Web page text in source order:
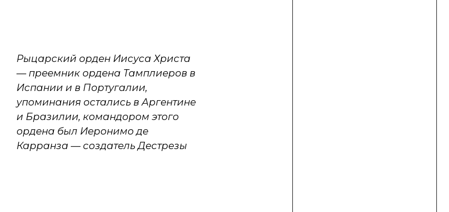
Рыцарский орден Иисуса Христа
— преемник ордена Тамплиеров в
Испании и в Португалии,
упоминания остались в Аргентине
и Бразилии, командором этого
ордена был Иеронимо де
Карранза — создатель Дестрезы